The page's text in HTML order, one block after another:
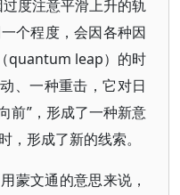
度注意平滑上升的轨
个程度，会因各种因
quantum leap）的时
、一种重击，它对日
前”，形成了一种新意
，形成了新的线索。
蒙文通的意思来说，